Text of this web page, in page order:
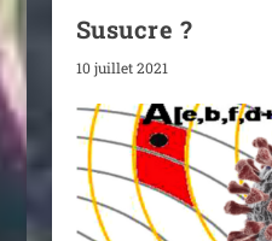
Susucre ?
10 juillet 2021